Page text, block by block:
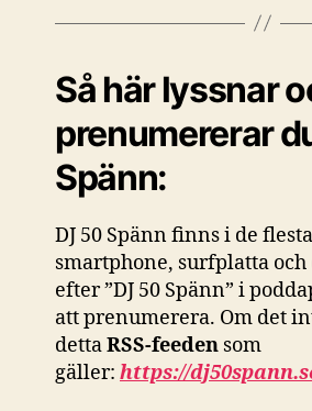
Så här lyssnar
prenumererar
Spänn:
DJ 50 Spänn finns i de
smartphone, surfplatta och
efter ”DJ 50 Spänn” i
att prenumerera. Om det
dettaRSS-feeden som
gäller: https://